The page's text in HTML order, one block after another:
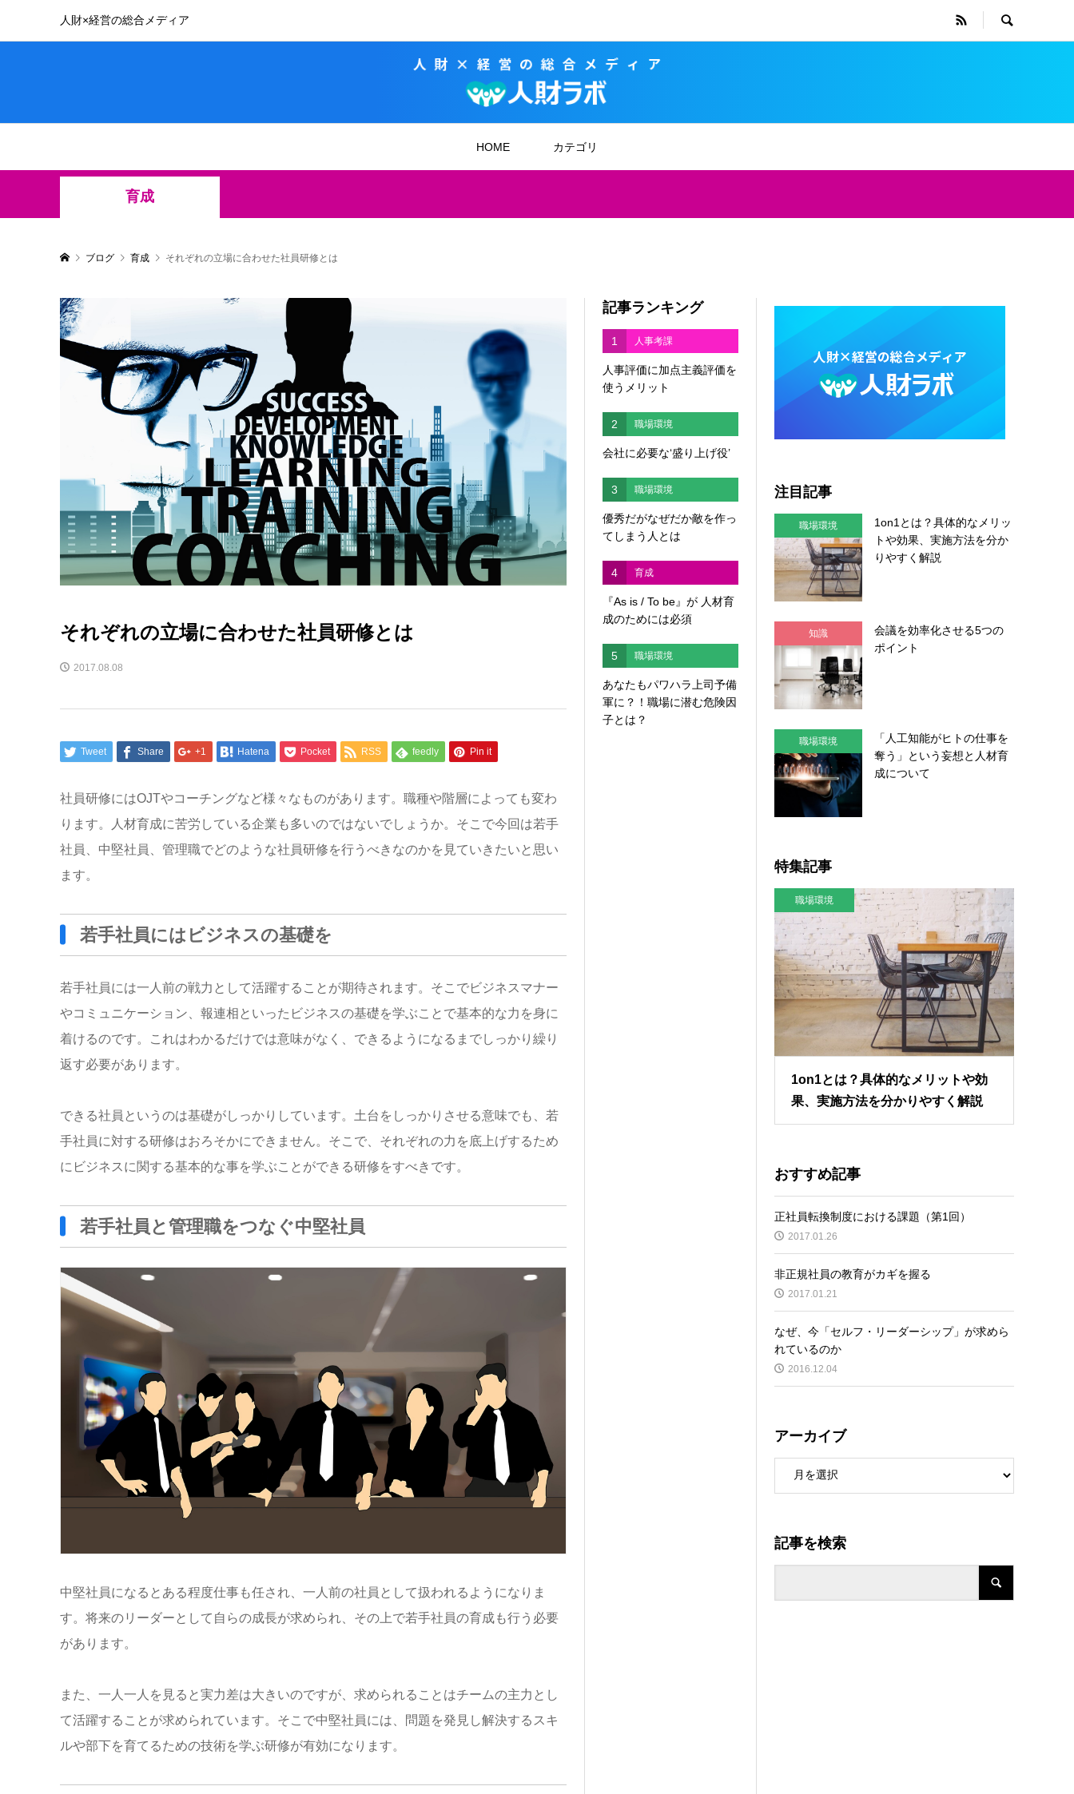
人財×経営の総合メディア
HOME カテゴリ
育成
ブログ 育成 それぞれの立場に合わせた社員研修とは
それぞれの立場に合わせた社員研修とは
2017.08.08
Tweet Share +1 Hatena Pocket RSS feedly Pin it
社員研修にはOJTやコーチングなど様々なものがあります。職種や階層によっても変わ
ります。人材育成に苦労している企業も多いのではないでしょうか。そこで今回は若手
社員、中堅社員、管理職でどのような社員研修を行うべきなのかを見ていきたいと思い
ます。
若手社員にはビジネスの基礎を
若手社員には一人前の戦力として活躍することが期待されます。そこでビジネスマナー
やコミュニケーション、報連相といったビジネスの基礎を学ぶことで基本的な力を身に
着けるのです。これはわかるだけでは意味がなく、できるようになるまでしっかり繰り
返す必要があります。
できる社員というのは基礎がしっかりしています。土台をしっかりさせる意味でも、若
手社員に対する研修はおろそかにできません。そこで、それぞれの力を底上げするため
にビジネスに関する基本的な事を学ぶことができる研修をすべきです。
若手社員と管理職をつなぐ中堅社員
中堅社員になるとある程度仕事も任され、一人前の社員として扱われるようになりま
す。将来のリーダーとして自らの成長が求められ、その上で若手社員の育成も行う必要
があります。
また、一人一人を見ると実力差は大きいのですが、求められることはチームの主力とし
て活躍することが求められています。 そこで中堅社員には、問題を発見し解決するスキ
ルや部下を育てるための技術を学ぶ研修が有効になります。
記事ランキング
1 人事考課
人事評価に加点主義評価を
使うメリット
2 職場環境
会社に必要な‘盛り上げ役’
3 職場環境
優秀だがなぜだか敵を作っ
てしまう人とは
4 育成
『As is / To be』が 人材育
成のためには必須
5 職場環境
あなたもパワハラ上司予備
軍に？！職場に潜む危険因
子とは？
注目記事
職場環境
1on1とは？具体的なメリッ
トや効果、実施方法を分か
りやすく解説
知識
会議を効率化させる5つの
ポイント
職場環境
「人工知能がヒトの仕事を
奪う」という妄想と人材育
成について
特集記事
職場環境
1on1とは？具体的なメリットや効
果、実施方法を分かりやすく解説
おすすめ記事
正社員転換制度における課題（第1回）
2017.01.26
非正規社員の教育がカギを握る
2017.01.21
なぜ、今「セルフ・リーダーシップ」が求めら
れているのか
2016.12.04
アーカイブ
記事を検索